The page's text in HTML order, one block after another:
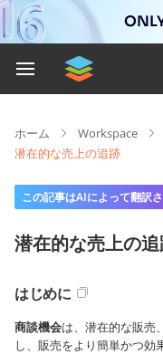
ホーム Workspace
潜在的な売上の追跡
この記事はAIによって翻訳
潜在的な売上の
はじめに
商談機会は、潜在的な販売
し、販売をより簡単かつ効